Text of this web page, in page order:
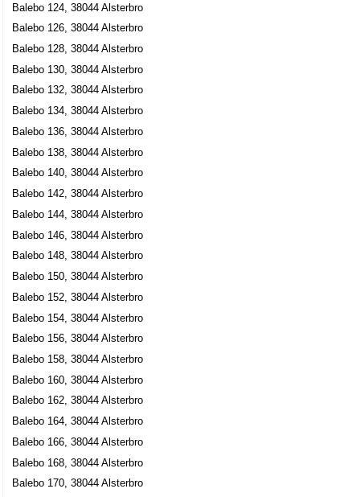
Balebo 124, 38044 Alsterbro
Balebo 126, 38044 Alsterbro
Balebo 128, 38044 Alsterbro
Balebo 130, 38044 Alsterbro
Balebo 132, 38044 Alsterbro
Balebo 134, 38044 Alsterbro
Balebo 136, 38044 Alsterbro
Balebo 138, 38044 Alsterbro
Balebo 140, 38044 Alsterbro
Balebo 142, 38044 Alsterbro
Balebo 144, 38044 Alsterbro
Balebo 146, 38044 Alsterbro
Balebo 148, 38044 Alsterbro
Balebo 150, 38044 Alsterbro
Balebo 152, 38044 Alsterbro
Balebo 154, 38044 Alsterbro
Balebo 156, 38044 Alsterbro
Balebo 158, 38044 Alsterbro
Balebo 160, 38044 Alsterbro
Balebo 162, 38044 Alsterbro
Balebo 164, 38044 Alsterbro
Balebo 166, 38044 Alsterbro
Balebo 168, 38044 Alsterbro
Balebo 170, 38044 Alsterbro